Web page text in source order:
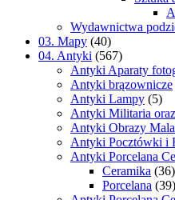
Wydawnictwa
03. Mapy (40)
04. Antyki (567)
Antyki Aparaty
Antyki brązownicze
Antyki Lampy (5)
Antyki Militaria
Antyki Obrazy
Antyki Pocztówki i
Antyki Porcelana
Ceramika (36)
Porcelana (39)